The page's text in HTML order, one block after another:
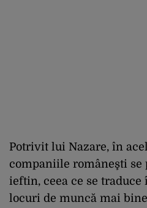
Potrivit lui Nazare, în
companiile româneşti
ieftin, ceea ce se
locuri de muncă mai